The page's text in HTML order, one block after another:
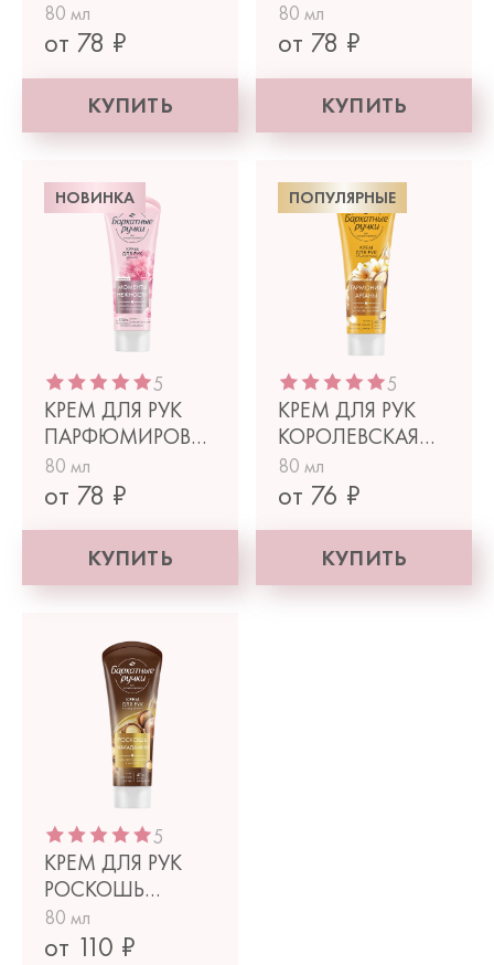
ПАРФЮМИРОВАННЫЙ
УВЛАЖНЕНИЕ
80 мл
от 78 ₽
КУПИТЬ
СМЯГЧЕНИЕ
80 мл
от 78 ₽
КУПИТЬ
НОВИНКА
5
КРЕМ ДЛЯ РУК
ПАРФЮМИРОВАННЫЙ
ПИТАНИЕ
80 мл
от 78 ₽
КУПИТЬ
ПОПУЛЯРНЫЕ
5
КРЕМ ДЛЯ РУК
КОРОЛЕВСКАЯ
АРГАНА
80 мл
от 76 ₽
КУПИТЬ
5
КРЕМ ДЛЯ РУК
РОСКОШЬ
МАКАДАМИИ
80 мл
от 110 ₽